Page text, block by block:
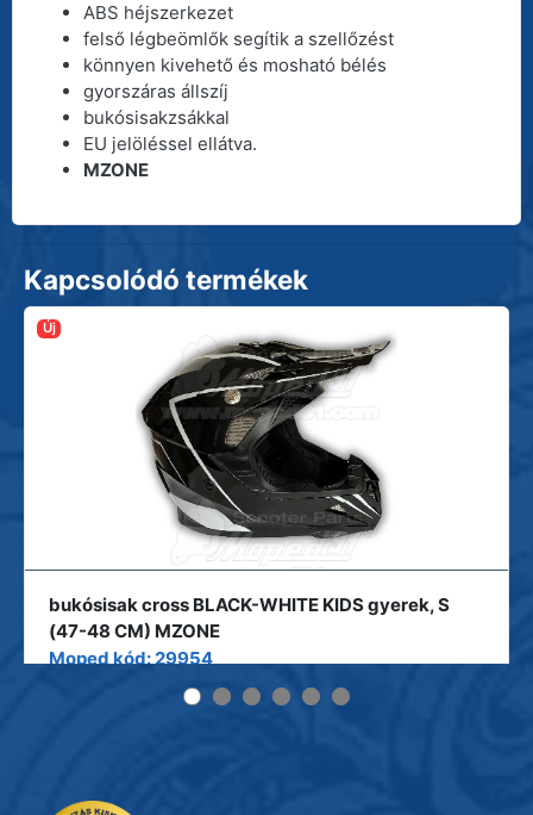
ABS héjszerkezet
felső légbeömlők segítik a szellőzést
könnyen kivehető és mosható bélés
gyorszáras állszíj
bukósisakzsákkal
EU jelöléssel ellátva.
MZONE
Kapcsolódó termékek
Új
bukósisak cross BLACK-WHITE KIDS gyerek, S
(47-48 CM) MZONE
Moped kód: 29954